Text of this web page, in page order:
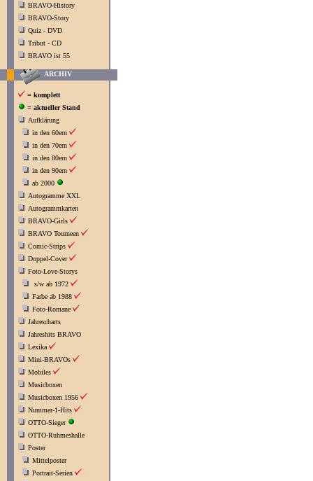
BRAVO-History
BRAVO-Story
Quiz - DVD
Tribut - CD
BRAVO ist 55
ARCHIV
= komplett
= aktueller Stand
Aufklärung
in den 60ern
in den 70ern
in den 80ern
in den 90ern
ab 2000
Autogramme XXL
Autogrammkarten
BRAVO-Girls
BRAVO Tourneen
Comic-Strips
Doppel-Cover
Foto-Love-Storys
s/w ab 1972
Farbe ab 1988
Foto-Romane
Jahrescharts
Jahreshits BRAVO
Lexika
Mini-BRAVOs
Mobiles
Musicboxen
Musicboxen 1956
Nummer-1-Hits
OTTO-Sieger
OTTO-Ruhmeshalle
Poster
Mittelposter
Portrait-Serien